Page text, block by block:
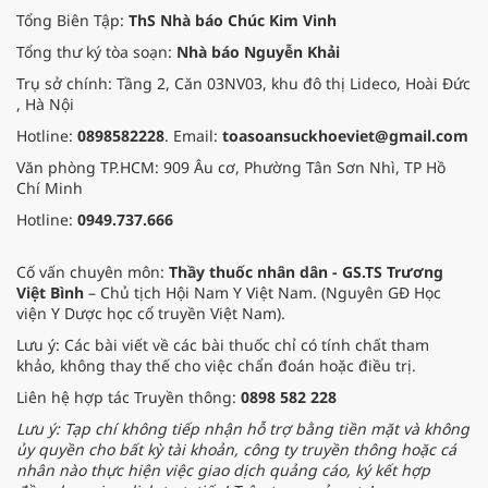
Tổng Biên Tập: ThS Nhà báo Chúc Kim Vinh
Tổng thư ký tòa soạn: Nhà báo Nguyễn Khải
Trụ sở chính: Tầng 2, Căn 03NV03, khu đô thị Lideco, Hoài Đức
, Hà Nội
Hotline: 0898582228. Email: toasoansuckhoeviet@gmail.com
Văn phòng TP.HCM: 909 Âu cơ, Phường Tân Sơn Nhì, TP Hồ
Chí Minh
Hotline: 0949.737.666
Cố vấn chuyên môn: Thầy thuốc nhân dân - GS.TS Trương
Việt Bình – Chủ tịch Hội Nam Y Việt Nam. (Nguyên GĐ Học
viện Y Dược học cổ truyền Việt Nam).
Lưu ý: Các bài viết về các bài thuốc chỉ có tính chất tham
khảo, không thay thế cho việc chẩn đoán hoặc điều trị.
Liên hệ hợp tác Truyền thông: 0898 582 228
Lưu ý: Tạp chí không tiếp nhận hỗ trợ bằng tiền mặt và không
ủy quyền cho bất kỳ tài khoản, công ty truyền thông hoặc cá
nhân nào thực hiện việc giao dịch quảng cáo, ký kết hợp